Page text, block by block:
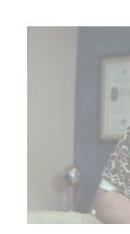
Mexico 86, est